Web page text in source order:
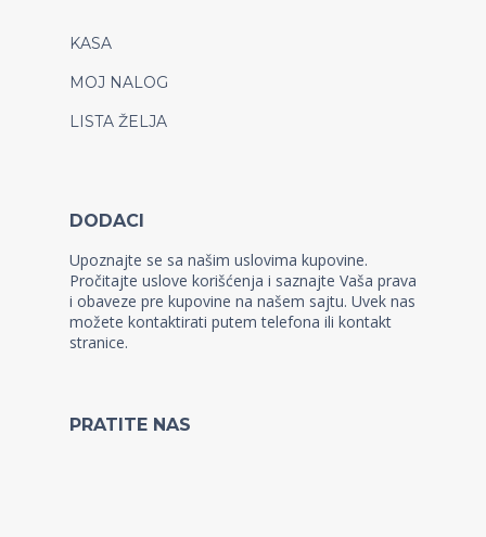
KASA
MOJ NALOG
LISTA ŽELJA
DODACI
Upoznajte se sa našim uslovima kupovine.
Pročitajte uslove korišćenja i saznajte Vaša prava
i obaveze pre kupovine na našem sajtu. Uvek nas
možete kontaktirati putem telefona ili kontakt
stranice.
PRATITE NAS